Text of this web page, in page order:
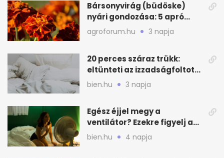
Bársonyvirág (büdöske)
nyári gondozása: 5 apró
lépés a dús virágzásért
agroforum.hu 3 napja
20 perces száraz trükk:
eltünteti az izzadságfoltot
és a szagot a matracról
bien.hu 3 napja
Egész éjjel megy a
ventilátor? Ezekre figyelj a
hőségben alvásnál
bien.hu 4 napja